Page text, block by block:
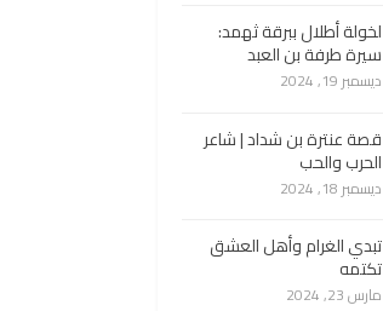
لخولة أطلال ببرقة ثهمد:
سيرة طرفة بن العبد
ديسمبر 19, 2024
قصة عنترة بن شداد | شاعر
الحرب والحب
ديسمبر 18, 2024
تبدي الغرام وأهل العشق
تكتمه
مارس 23, 2024